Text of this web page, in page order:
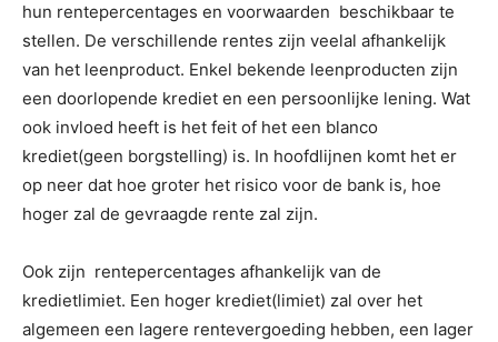
hun rentepercentages en voorwaarden beschikbaar te
stellen. De verschillende rentes zijn veelal afhankelijk
van het leenproduct. Enkel bekende leenproducten zijn
een doorlopende krediet en een persoonlijke lening. Wat
ook invloed heeft is het feit of het een blanco
krediet(geen borgstelling) is. In hoofdlijnen komt het er
op neer dat hoe groter het risico voor de bank is, hoe
hoger zal de gevraagde rente zal zijn.
Ook zijn rentepercentages afhankelijk van de
kredietlimiet. Een hoger krediet(limiet) zal over het
algemeen een lagere rentevergoeding hebben, een lager